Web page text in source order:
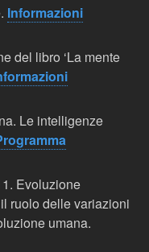
Informazioni
del libro ‘La mente
Le intelligenze
Evoluzione
ruolo delle variazioni
umana.